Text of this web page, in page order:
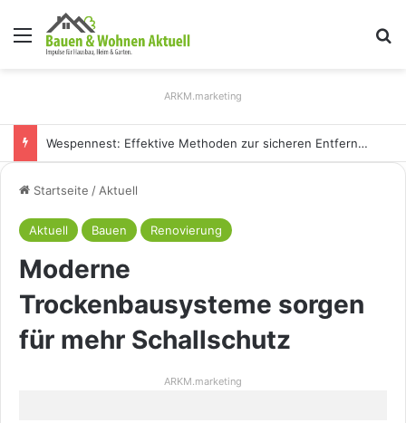
Menü
ARKM.marketing
Holz Pendelleuchten: Eleganz und Nachhaltigkeit für Ihr Zuhause
Startseite / Aktuell
Aktuell Bauen Renovierung
Moderne
Trockenbausysteme sorgen
für mehr Schallschutz
ARKM.marketing